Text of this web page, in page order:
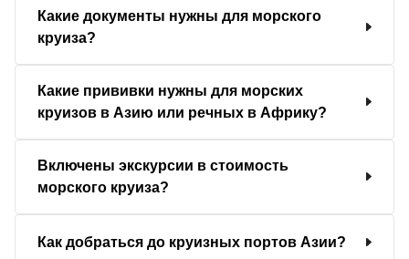
Какие документы нужны для морского
круиза?
Какие прививки нужны для морских
круизов в Азию или речных в Африку?
Включены экскурсии в стоимость
морского круиза?
Как добраться до круизных портов Азии?